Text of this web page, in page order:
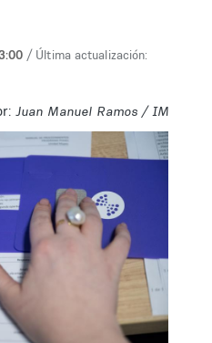
/ Última actualización:
Juan Manuel Ramos / IM